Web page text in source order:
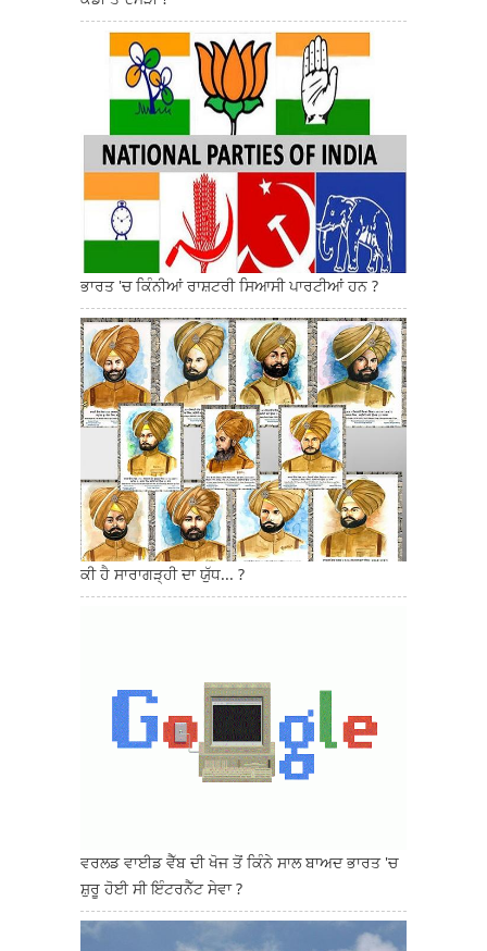
ਭਾਰਤ 'ਚ ਕਿੰਨੀਆਂ ਰਾਸ਼ਟਰੀ ਸਿਆਸੀ ਪਾਰਟੀਆਂ ਹਨ ?
ਕੀ ਹੈ ਸਾਰਾਗੜ੍ਹੀ ਦਾ ਯੁੱਧ... ?
ਵਰਲਡ ਵਾਈਡ ਵੈੱਬ ਦੀ ਖੋਜ ਤੋਂ ਕਿੰਨੇ ਸਾਲ ਬਾਅਦ ਭਾਰਤ 'ਚ
ਸ਼ੁਰੂ ਹੋਈ ਸੀ ਇੰਟਰਨੈੱਟ ਸੇਵਾ ?